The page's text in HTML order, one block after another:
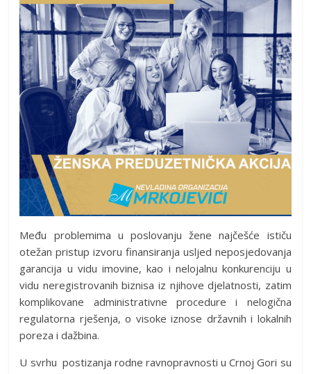
Među problemima u poslovanju žene najčešće ističu
otežan pristup izvoru finansiranja usljed neposjedovanja
garancija u vidu imovine, kao i nelojalnu konkurenciju u
vidu neregistrovanih biznisa iz njihove djelatnosti, zatim
komplikovane administrativne procedure i nelogična
regulatorna rješenja, o visoke iznose državnih i lokalnih
poreza i dažbina.
U svrhu postizanja rodne ravnopravnosti u Crnoj Gori su